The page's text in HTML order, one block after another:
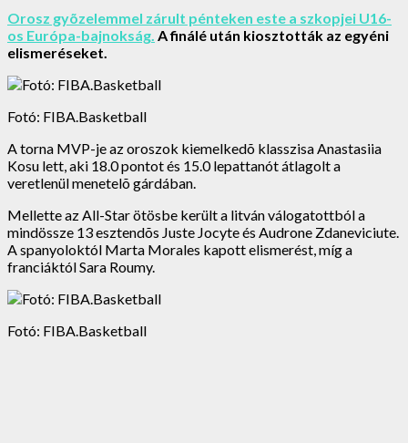
Orosz gyõzelemmel zárult pénteken este a szkopjei U16-
os Európa-bajnokság. A finálé után kiosztották az egyéni
elismeréseket.
Fotó: FIBA.Basketball
A torna MVP-je az oroszok kiemelkedõ klasszisa Anastasiia
Kosu lett, aki 18.0 pontot és 15.0 lepattanót átlagolt a
veretlenül menetelõ gárdában.
Mellette az All-Star ötösbe került a litván válogatottból a
mindössze 13 esztendõs Juste Jocyte és Audrone Zdaneviciute.
A spanyoloktól Marta Morales kapott elismerést, míg a
franciáktól Sara Roumy.
Fotó: FIBA.Basketball